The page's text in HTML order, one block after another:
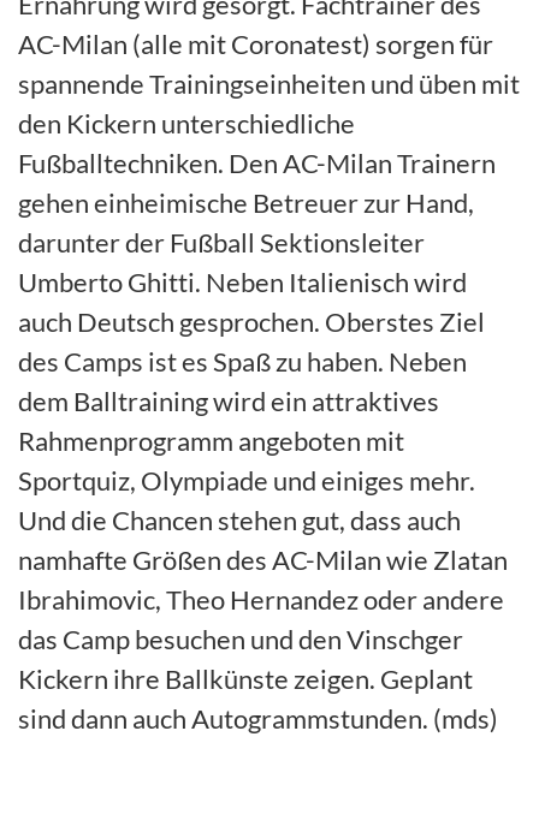
AC-Milan (alle mit Coronatest) sorgen für
spannende Trainingseinheiten und üben mit
den Kickern unterschiedliche
Fußballtechniken. Den AC-Milan Trainern
gehen einheimische Betreuer zur Hand,
darunter der Fußball Sektionsleiter
Umberto Ghitti. Neben Italienisch wird
auch Deutsch gesprochen. Oberstes Ziel
des Camps ist es Spaß zu haben. Neben
dem Balltraining wird ein attraktives
Rahmenprogramm angeboten mit
Sportquiz, Olympiade und einiges mehr.
Und die Chancen stehen gut, dass auch
namhafte Größen des AC-Milan wie Zlatan
Ibrahimovic, Theo Hernandez oder andere
das Camp besuchen und den Vinschger
Kickern ihre Ballkünste zeigen. Geplant
sind dann auch Autogrammstunden. (mds)